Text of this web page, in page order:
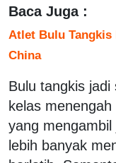
Baca Juga :
Atlet Bulu Tangkis
China
Bulu tangkis
kelas
yang
lebih banyak